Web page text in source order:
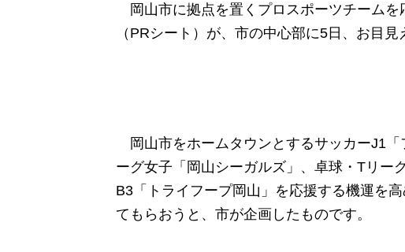
岡山市に拠点を置くプロスポーツチームを
（PRシート）が、市の中心部に5日、お目見
岡山市をホームタウンとするサッカーJ1「
ーグ女子「岡山シーガルズ」、卓球・Tリー
B3「トライフープ岡山」を応援する機運を
てもらおうと、市が企画したものです。